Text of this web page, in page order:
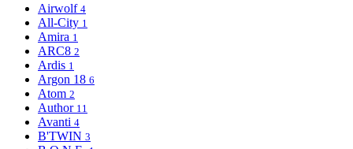
Airwolf 4
All-City 1
Amira 1
ARC8 2
Ardis 1
Argon 18 6
Atom 2
Author 11
Avanti 4
B'TWIN 3